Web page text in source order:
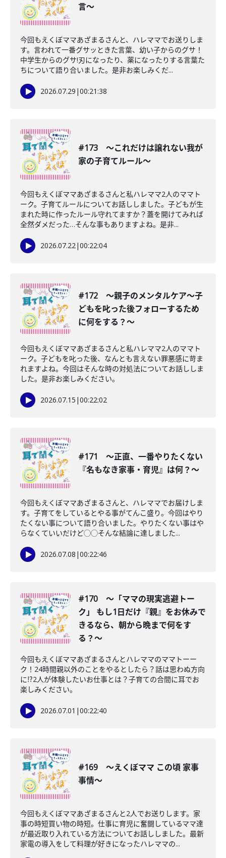
言〜
今回もえくぼママあざまるさんと、ハレママでお送りしま
す。言われて一番グサッときた言葉、幼い子からのグサ！
中学生からのグサ!刃になったり、薬になったりする言葉た
ちについて語り合いました。是非お楽しみくだ...
2026.07.29 |00:21:38
#173 〜これだけは譲れない我が
家の子育てルール〜
今回もえくぼママあざまるさんと私ハレママ2人のママト
ーク。子育てルールについてお話ししました。子どもが生
まれた時に作ったルール守れてますか？蓋を開けてみれば
全然ダメだった…そんな事もありますよね。是非...
2026.07.22|00:22:04
#172 〜親子のメンタルケア〜子
どもを叱った後フォローするため
に何をする？〜
今回もえくぼママあざまるさんと私ハレママ2人のママト
ーク。子どもを叱った後、なんとも言えない罪悪感に苛ま
れますよね。今回はそんな時の対処法についてお話ししま
した。是非お楽しみください。
2026.07.15 |00:22:02
#171 〜正直、一番やりたくない
『名もなき家事・育児』は何？〜
今回もえくぼママあざまるさんと、ハレママでお届けしま
す。子育てをしているとやる事がてんこ盛り。今回はやり
たくない事について語り合いました。やりたくない事はや
らなくていいだけど◯◯そんな結論に達しました...
2026.07.08 |00:22:46
#170 〜「ママの現実逃避トー
ク」 もし1日だけ『親』をお休みで
きるなら、朝から晩まで何をす
る？〜
今回もえくぼママあざまるさんとハレママのママトーー
ク！24時間親以外のことをやるとしたら？話は思わぬ方向
に⁉︎2人が体験したいお仕事とは？子育ての合間に耳でお
楽しみください。
2026.07.01 |00:22:40
#169 〜えくぼママ この頃 家事
事情〜
今回もえくぼママあざまるさんと2人でお送りします。家
事の時短買い物の時短。仕事に育児に奮闘しているママ達
が最近取り入れている方法についてお話ししました。最新
家電の導入をして料理が好きになったハレママの...